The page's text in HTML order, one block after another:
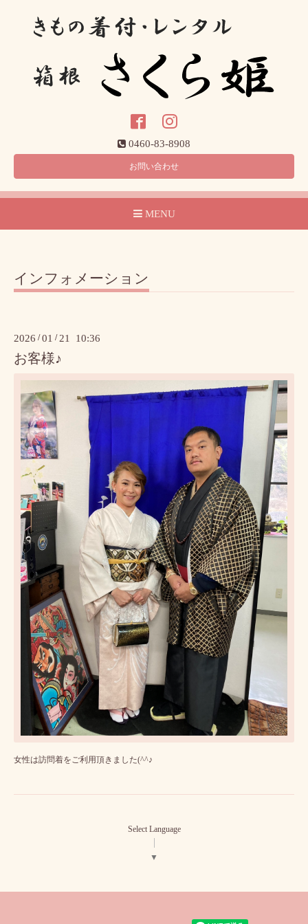
0460-83-8908
お問い合わせ
MENU
インフォメーション
2026 /01 / 21 10:36
お客様♪
女性は訪問着をご利用頂きました(^^♪
Select Language
▼